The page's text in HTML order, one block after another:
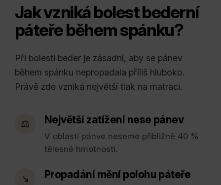
Jak vzniká bolest bederní
páteře během spánku?
Při bolesti beder je zásadní, aby se pánev
během spánku nepropadala příliš hluboko.
Právě zde vzniká největší tlak na matraci.
⚖️ Největší zatížení nese pánev
V oblasti pánve neseme přibližně 40 %
tělesné hmotnosti.
↘️ Propadání mění polohu páteře